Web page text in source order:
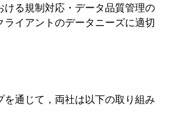
ける規制対応・データ品質管理の
ライアントのデータニーズに適切
を通じて，両社は以下の取り組み